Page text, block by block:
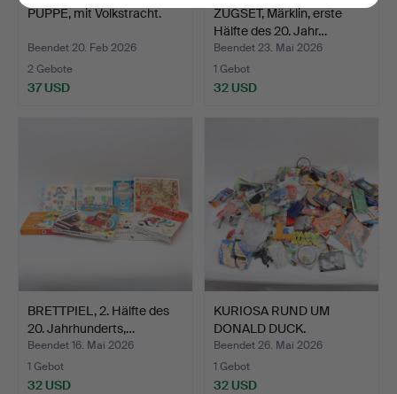
PUPPE, mit Volkstracht.
Beendet 20. Feb 2026
2 Gebote
37 USD
ZUGSET, Märklin, erste
Hälfte des 20. Jahr…
Beendet 23. Mai 2026
1 Gebot
32 USD
BRETTPIEL, 2. Hälfte des
20. Jahrhunderts,…
Beendet 16. Mai 2026
1 Gebot
32 USD
KURIOSA RUND UM
DONALD DUCK.
Beendet 26. Mai 2026
1 Gebot
32 USD